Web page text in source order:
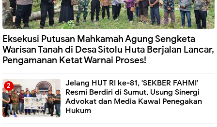
Eksekusi Putusan Mahkamah Agung Sengketa
Warisan Tanah di Desa Sitolu Huta Berjalan Lancar,
Pengamanan Ketat Warnai Proses!
Jelang HUT RI ke-81, 'SEKBER FAHMI'
Resmi Berdiri di Sumut, Usung Sinergi
Advokat dan Media Kawal Penegakan
Hukum